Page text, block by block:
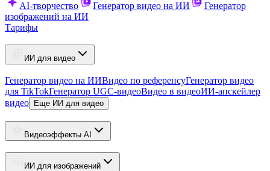
AI-творчество Генератор видео на ИИ
Генератор
изображений на ИИ
Тарифы
ИИ для видео
Генератор видео на ИИВидео по референсуГенератор видео
для TikTokГенератор UGC-видеоВидео в видеоИИ-апскейлер
видео
Еще ИИ для видео
Видеоэффекты AI
ИИ для изображений